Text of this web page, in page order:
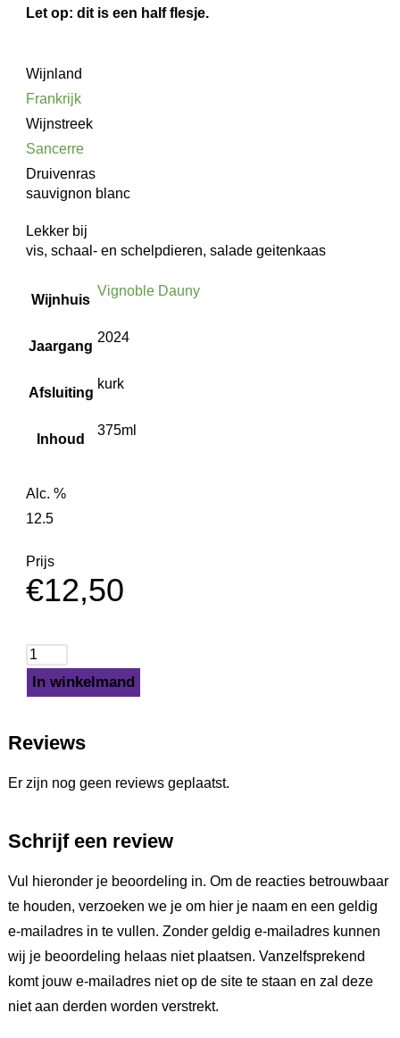
Let op: dit is een half flesje.
Wijnland
Frankrijk
Wijnstreek
Sancerre
Druivenras
sauvignon blanc
Lekker bij
vis, schaal- en schelpdieren, salade geitenkaas
Wijnhuis
Vignoble Dauny
Jaargang
2024
Afsluiting
kurk
Inhoud
375ml
Alc. %
12.5
Prijs
€12,50
In winkelmand
Reviews
Er zijn nog geen reviews geplaatst.
Schrijf een review
Vul hieronder je beoordeling in. Om de reacties betrouwbaar
te houden, verzoeken we je om hier je naam en een geldig
e-mailadres in te vullen. Zonder geldig e-mailadres kunnen
wij je beoordeling helaas niet plaatsen. Vanzelfsprekend
komt jouw e-mailadres niet op de site te staan en zal deze
niet aan derden worden verstrekt.